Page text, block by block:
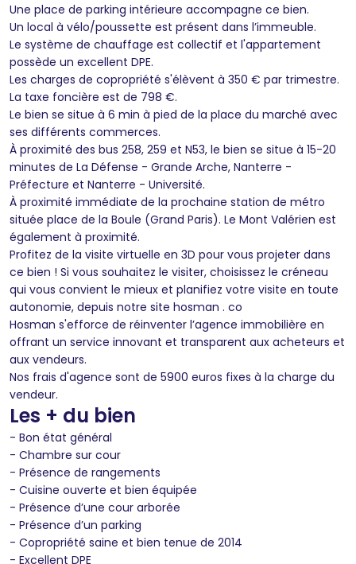
Une place de parking intérieure accompagne ce bien.
Un local à vélo/poussette est présent dans l’immeuble.
Le système de chauffage est collectif et l'appartement
possède un excellent DPE.
Les charges de copropriété s'élèvent à 350 € par trimestre.
La taxe foncière est de 798 €.
Le bien se situe à 6 min à pied de la place du marché avec
ses différents commerces.
À proximité des bus 258, 259 et N53, le bien se situe à 15-20
minutes de La Défense - Grande Arche, Nanterre -
Préfecture et Nanterre - Université.
À proximité immédiate de la prochaine station de métro
située place de la Boule (Grand Paris). Le Mont Valérien est
également à proximité.
Profitez de la visite virtuelle en 3D pour vous projeter dans
ce bien ! Si vous souhaitez le visiter, choisissez le créneau
qui vous convient le mieux et planifiez votre visite en toute
autonomie, depuis notre site hosman . co
Hosman s'efforce de réinventer l’agence immobilière en
offrant un service innovant et transparent aux acheteurs et
aux vendeurs.
Nos frais d'agence sont de 5900 euros fixes à la charge du
vendeur.
Les + du bien
- Bon état général
- Chambre sur cour
- Présence de rangements
- Cuisine ouverte et bien équipée
- Présence d’une cour arborée
- Présence d’un parking
- Copropriété saine et bien tenue de 2014
- Excellent DPE